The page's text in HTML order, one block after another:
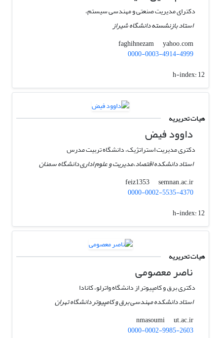
دکترای مدیریت صنعتی و مهندسی سیستم،
استاد بازنشسته دانشگاه شیراز
faghihnezam
yahoo.com
0000-0003-4914-4999
h-index:12
هیات تحریریه
داوود فیض
دکتری مدیریت استراتژیک، دانشگاه تربیت مدرس
استاد دانشکده اقتصاد،مدیریت و علوم اداری دانشگاه سمنان
feiz1353
semnan.ac.ir
0000-0002-5535-4370
h-index:12
هیات تحریریه
ناصر معصومی
دکتری برق و کامپیوتر از دانشگاه واترلو، کانادا
استاد دانشکده مهندسی برق و کامپیوتر دانشگاه تهران
nmasoumi
ut.ac.ir
0000-0002-9985-2603